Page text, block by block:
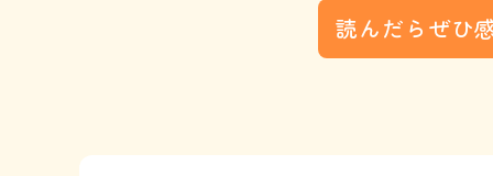
読んだらぜひ